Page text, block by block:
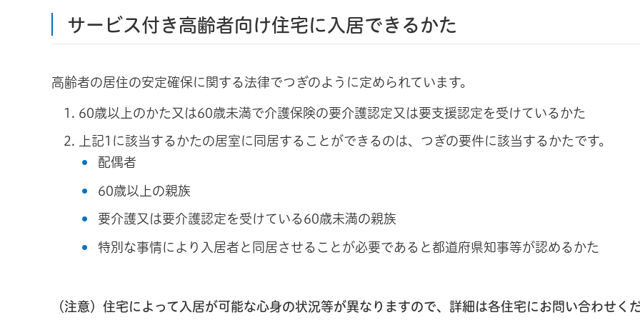
サービス付き高齢者向け住宅に入居できるかた
高齢者の居住の安定確保に関する法律でつぎのように定められています。
60歳以上のかた又は60歳未満で介護保険の要介護認定又は要支援認定を受けているかた
上記1に該当するかたの居室に同居することができるのは、つぎの要件に該当するかたです。
配偶者
60歳以上の親族
要介護又は要介護認定を受けている60歳未満の親族
特別な事情により入居者と同居させることが必要であると都道府県知事等が認めるかた
（注意）住宅によって入居が可能な心身の状況等が異なりますので、詳細は各住宅にお問い合わせく